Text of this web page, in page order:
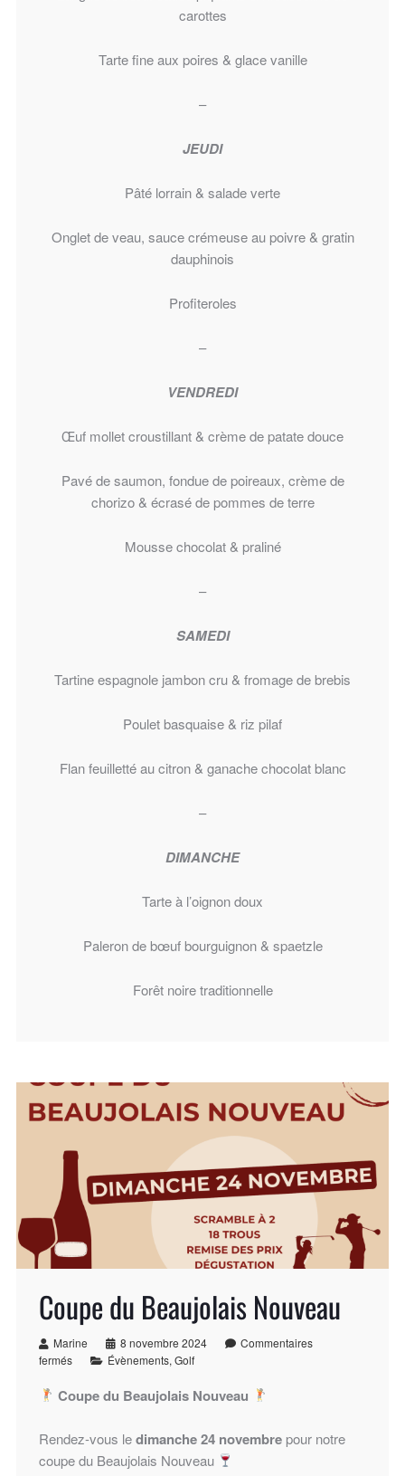
carottes
Tarte fine aux poires & glace vanille
–
JEUDI
Pâté lorrain & salade verte
Onglet de veau, sauce crémeuse au poivre & gratin
dauphinois
Profiteroles
–
VENDREDI
Œuf mollet croustillant & crème de patate douce
Pavé de saumon, fondue de poireaux, crème de
chorizo & écrasé de pommes de terre
Mousse chocolat & praliné
–
SAMEDI
Tartine espagnole jambon cru & fromage de brebis
Poulet basquaise & riz pilaf
Flan feuilletté au citron & ganache chocolat blanc
–
DIMANCHE
Tarte à l’oignon doux
Paleron de bœuf bourguignon & spaetzle
Forêt noire traditionnelle
Coupe du Beaujolais Nouveau
Marine 8 novembre 2024
Commentaires
fermés
Évènements, Golf
Coupe du Beaujolais Nouveau
Rendez-vous ledimanche 24 novembrepour notre
coupe du Beaujolais Nouveau